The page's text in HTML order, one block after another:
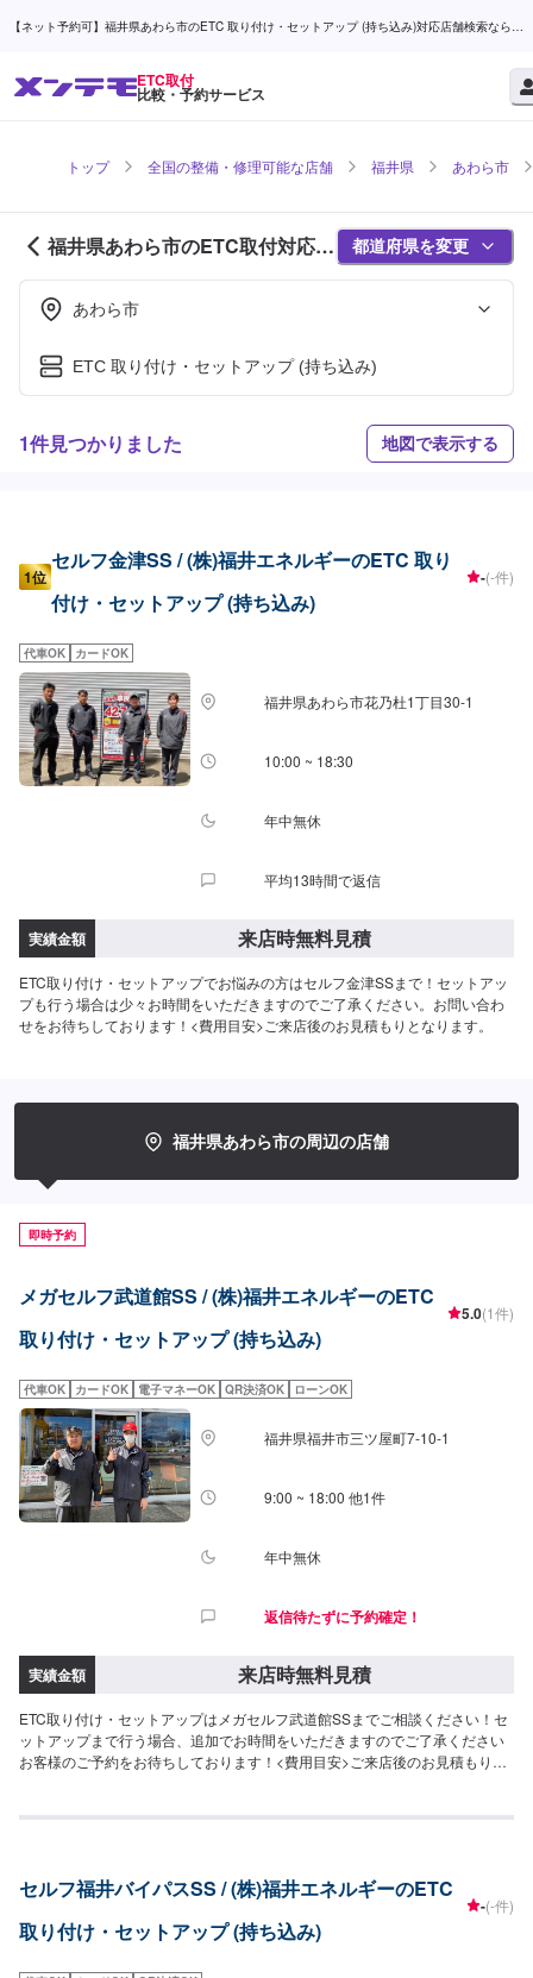
【ネット予約可】福井県あわら市のETC 取り付け・セットアップ (持ち込み)対応店舗検索なら
ETC取付
比較・予約サービス
トップ 全国の整備・修理可能な店舗 福井県 あわら市
福井県あわら市のETC取付対応店
舗紹介 (1ページ目)
都道府県を変更
あわら市
ETC 取り付け・セットアップ (持ち込み)
1件見つかりました 地図で表示する
1位
セルフ金津SS / (株)福井エネルギーのETC 取り
付け・セットアップ (持ち込み)
-(-件)
代車OK カードOK
福井県あわら市花乃杜1丁目30-1
10:00 ~ 18:30
年中無休
平均13時間で返信
実績金額 来店時無料見積
ETC取り付け・セットアップでお悩みの方はセルフ金津SSまで！セットアッ
プも行う場合は少々お時間をいただきますのでご了承ください。お問い合わ
せをお待ちしております！<費用目安>ご来店後のお見積もりとなります。
福井県あわら市の周辺の店舗
即時予約
メガセルフ武道館SS / (株)福井エネルギーのETC
取り付け・セットアップ (持ち込み)
5.0(1件)
代車OK カードOK 電子マネーOK QR決済OK ローンOK
福井県福井市三ツ屋町7-10-1
9:00 ~ 18:00 他1件
年中無休
返信待たずに予約確定！
実績金額 来店時無料見積
ETC取り付け・セットアップはメガセルフ武道館SSまでご相談ください！セ
ットアップまで行う場合、追加でお時間をいただきますのでご了承ください
お客様のご予約をお待ちしております！<費用目安>ご来店後のお見積もりと
セルフ福井バイパスSS / (株)福井エネルギーのETC
取り付け・セットアップ (持ち込み)
-(-件)